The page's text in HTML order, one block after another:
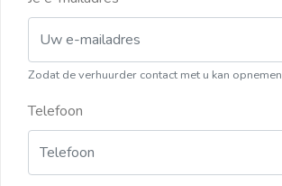
Zodat de verhuurder contact met u kan opnemen
Telefoon